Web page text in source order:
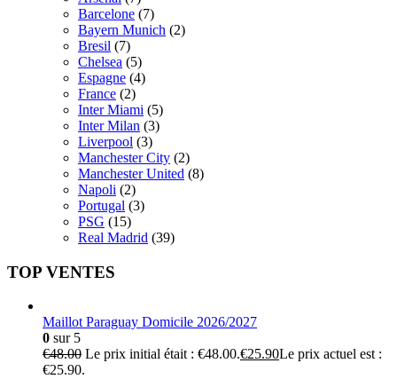
Barcelone (7)
Bayern Munich (2)
Bresil (7)
Chelsea (5)
Espagne (4)
France (2)
Inter Miami (5)
Inter Milan (3)
Liverpool (3)
Manchester City (2)
Manchester United (8)
Napoli (2)
Portugal (3)
PSG (15)
Real Madrid (39)
TOP VENTES
Maillot Paraguay Domicile 2026/2027
0 sur 5
€48.00 Le prix initial était : €48.00.€25.90Le prix actuel est :
€25.90.